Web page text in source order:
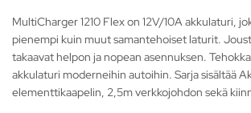
MultiCharger 1210 Flex on 12V/10A akkulaturi,
pienempi kuin muut samantehoiset laturit.
takaavat helpon ja nopean asennuksen.
akkulaturi moderneihin autoihin. Sarja sisältää
elementtikaapelin, 2,5m verkkojohdon sekä